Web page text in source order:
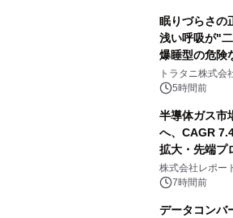
眠りづらさの
浅い呼吸が"
爆睡型の危険
説
トラタニ株式会
5時間前
半導体ガス市
へ、CAGR
拡大・先端プ
加速
株式会社レポー
7時間前
データコンバ